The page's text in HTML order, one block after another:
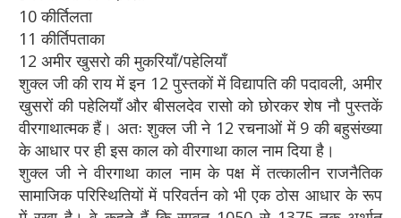
10 कीर्तिलता
11 कीर्तिपताका
12 अमीर खुसरो की मुकरियाँ/पहेलियाँ
शुक्ल जी की राय में इन 12 पुस्तकों में विद्यापति की पदावली, अमीर
खुसरों की पहेलियाँ और बीसलदेव रासो को छोरकर शेष नौ पुस्तकें
वीरगाथात्मक हैं। अतः शुक्ल जी ने 12 रचनाओं में 9 की बहुसंख्या
के आधार पर ही इस काल को वीरगाथा काल नाम दिया है।
शुक्ल जी ने वीरगाथा काल नाम के पक्ष में तत्कालीन राजनैतिक
सामाजिक परिस्थितियों में परिवर्तन को भी एक ठोस आधार के रूप